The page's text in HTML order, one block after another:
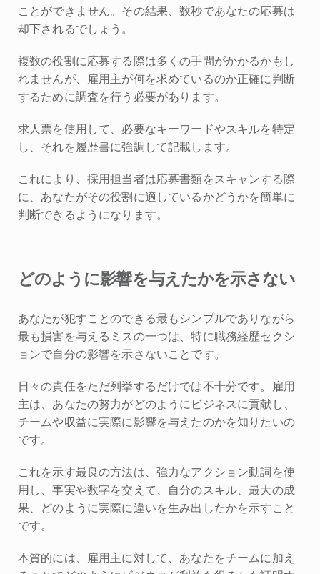
ことができません。その結果、数秒であなたの応募は
却下されるでしょう。
複数の役割に応募する際は多くの手間がかかるかもし
れませんが、雇用主が何を求めているのか正確に判断
するために調査を行う必要があります。
求人票を使用して、必要なキーワードやスキルを特定
し、それを履歴書に強調して記載します。
これにより、採用担当者は応募書類をスキャンする際
に、あなたがその役割に適しているかどうかを簡単に
判断できるようになります。
どのように影響を与えたかを示さない
あなたが犯すことのできる最もシンプルでありながら
最も損害を与えるミスの一つは、特に職務経歴セクシ
ョンで自分の影響を示さないことです。
日々の責任をただ列挙するだけでは不十分です。雇用
主は、あなたの努力がどのようにビジネスに貢献し、
チームや収益に実際に影響を与えたのかを知りたいの
です。
これを示す最良の方法は、強力なアクション動詞を使
用し、事実や数字を交えて、自分のスキル、最大の成
果、どのように実際に違いを生み出したかを示すこと
です。
本質的には、雇用主に対して、あなたをチームに加え